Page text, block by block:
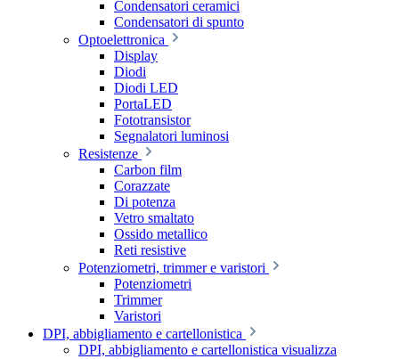
Condensatori ceramici
Condensatori di spunto
Optoelettronica
Display
Diodi
Diodi LED
PortaLED
Fototransistor
Segnalatori luminosi
Resistenze
Carbon film
Corazzate
Di potenza
Vetro smaltato
Ossido metallico
Reti resistive
Potenziometri, trimmer e varistori
Potenziometri
Trimmer
Varistori
DPI, abbigliamento e cartellonistica
DPI, abbigliamento e cartellonistica visualizza